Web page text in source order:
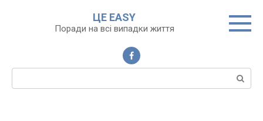
ЦЕ EASY
Поради на всі випадки життя
Пошук: